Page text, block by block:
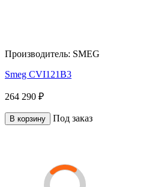
Производитель: SMEG
Smeg CVI121B3
264 290 ₽
В корзину Под заказ